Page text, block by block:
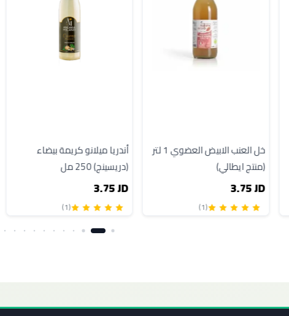
خل العنب الابيض العضوي 1 لتر
(منتج ايطالي)
3.75 JD
(1)
أندريا ميلانو كريمة بيضاء
(دريسينج) 250 مل
3.75 JD
(1)